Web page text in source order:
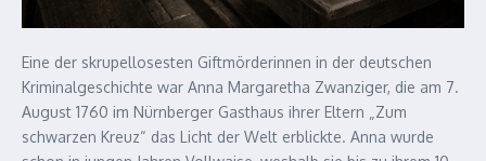
Eine der skrupellosesten Giftmörderinnen in der deutschen
Kriminalgeschichte war Anna Margaretha Zwanziger, die am 7.
August 1760 im Nürnberger Gasthaus ihrer Eltern „Zum
schwarzen Kreuz“ das Licht der Welt erblickte. Anna wurde